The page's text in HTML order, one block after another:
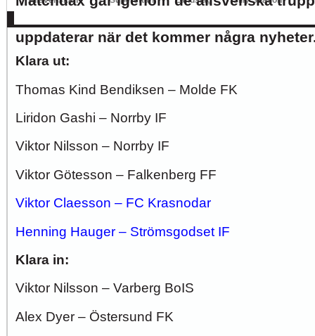
uppdaterar när det kommer några
Klara ut:
Thomas Kind Bendiksen – Molde FK
Liridon Gashi – Norrby IF
Viktor Nilsson – Norrby IF
Viktor Götesson – Falkenberg FF
Viktor Claesson – FC Krasnodar
Henning Hauger – Strömsgodset IF
Klara in:
Viktor Nilsson – Varberg BoIS
Alex Dyer – Östersund FK